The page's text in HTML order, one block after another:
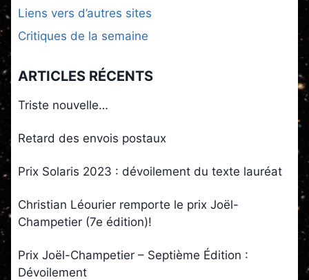
Liens vers d’autres sites
Critiques de la semaine
ARTICLES RÉCENTS
Triste nouvelle…
Retard des envois postaux
Prix Solaris 2023 : dévoilement du texte lauréat
Christian Léourier remporte le prix Joël-
Champetier (7e édition)!
Prix Joël-Champetier – Septième Édition :
Dévoilement